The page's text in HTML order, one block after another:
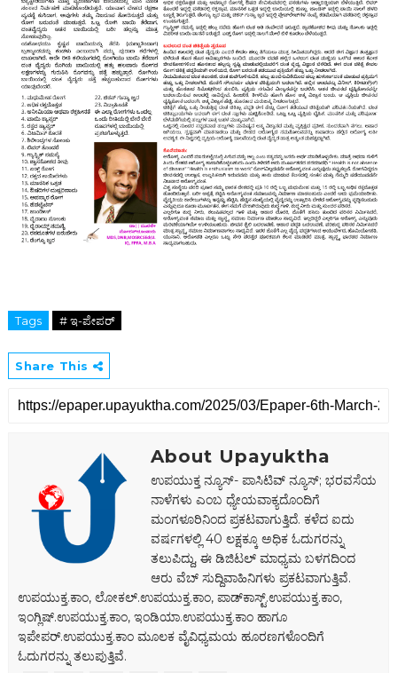
Tags # ಇ-ಪೇಪರ್‌
Share This
About Upayuktha
ಉಪಯುಕ್ತ ನ್ಯೂಸ್- ಪಾಸಿಟಿವ್ ನ್ಯೂಸ್; ಭರವಸೆಯ
ನಾಳೆಗಳು ಎಂಬ ಧ್ಯೇಯವಾಕ್ಯದೊಂದಿಗೆ
ಮಂಗಳೂರಿನಿಂದ ಪ್ರಕಟವಾಗುತ್ತಿದೆ. ಕಳೆದ ಐದು
ವರ್ಷಗಳಲ್ಲಿ 40 ಲಕ್ಷಕ್ಕೂ ಅಧಿಕ ಓದುಗರನ್ನು
ತಲುಪಿದ್ದು, ಈ ಡಿಜಿಟಲ್‌ ಮಾಧ್ಯಮ ಬಳಗದಿಂದ
ಆರು ವೆಬ್ ಸುದ್ದಿವಾಹಿನಿಗಳು ಪ್ರಕಟವಾಗುತ್ತಿವೆ.
ಉಪಯುಕ್ತ.ಕಾಂ, ಲೋಕಲ್‌.ಉಪಯುಕ್ತ.ಕಾಂ, ಪಾಡ್‌ಕಾಸ್ಟ್‌.ಉಪಯುಕ್ತ.ಕಾಂ,
ಇಂಗ್ಲಿಷ್.ಉಪಯುಕ್ತ.ಕಾಂ, ಇಂಡಿಯಾ.ಉಪಯುಕ್ತ.ಕಾಂ ಹಾಗೂ
ಇಪೇಪರ್‌.ಉಪಯುಕ್ತ.ಕಾಂ ಮೂಲಕ ವೈವಿಧ್ಯಮಯ ಹೂರಣಗಳೊಂದಿಗೆ
ಓದುಗರನ್ನು ತಲುಪುತ್ತಿವೆ.